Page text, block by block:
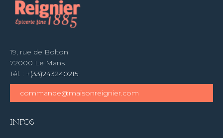
19, rue de Bolton
72000 Le Mans
Tél. : +(33)243240215
commande@maisonreignier.com
INFOS